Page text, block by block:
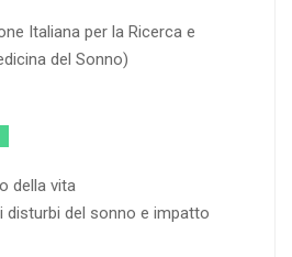
Italiana per la Ricerca e
del Sonno)
della vita
disturbi del sonno e impatto